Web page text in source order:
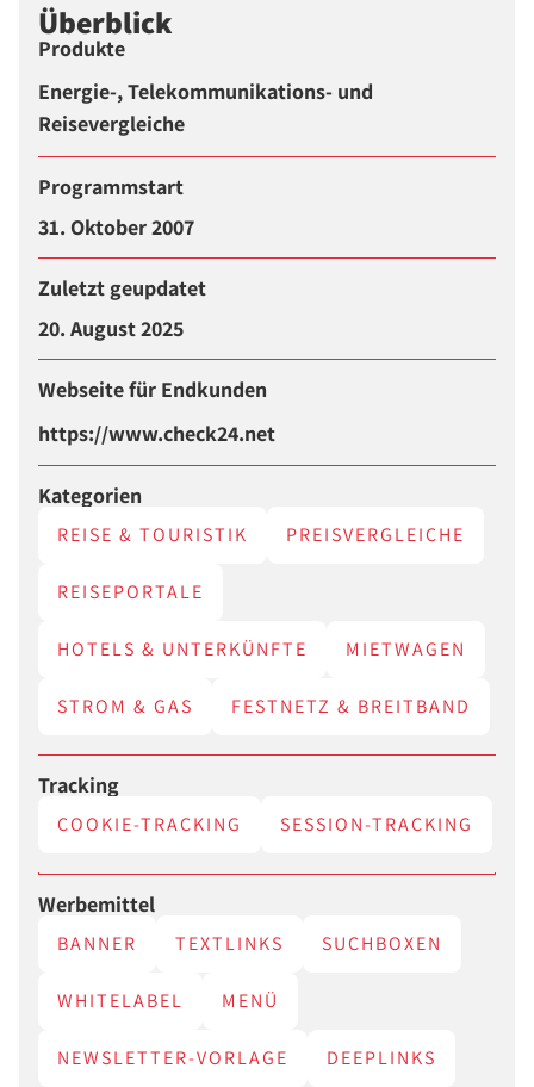
Überblick
Produkte
Energie-, Telekommunikations- und
Reisevergleiche
Programmstart
31. Oktober 2007
Zuletzt geupdatet
20. August 2025
Webseite für Endkunden
https://www.check24.net
Kategorien
REISE & TOURISTIK PREISVERGLEICHE
REISEPORTALE
HOTELS & UNTERKÜNFTE MIETWAGEN
STROM & GAS FESTNETZ & BREITBAND
Tracking
COOKIE-TRACKING SESSION-TRACKING
Werbemittel
BANNER TEXTLINKS SUCHBOXEN
WHITELABEL MENÜ
NEWSLETTER-VORLAGE DEEPLINKS